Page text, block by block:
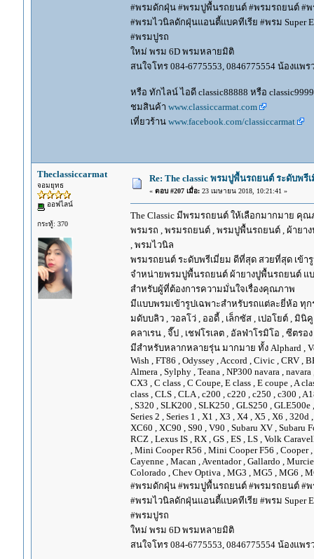
#พรมดักฝุ่น #พรมปูพื้นรถยนต์ #พรมรถยนต์ #พ
#พรมไวนิลดักฝุ่นแอนตี้แบคทีเรีย #พรม Super
#พรมปูรถ
ใหม่ พรม 6D พรมหลายมิติ
สนใจโทร 084-6775553, 0846775554 น้องแพ
หรือ ทักไลน์ ไอดี classic88888 หรือ
ชมสินค้า www.classiccarmat.com
เที่ยวร้าน www.facebook.com/classiccarmat
Theclassiccarmat
จอมยุทธ
ออฟไลน์
กระทู้: 370
Re: The classic พรมปูพื้นรถยนต์ ระดับพรี
« ตอบ #207 เมื่อ:23 เมษายน 2018, 10:21:41 »
The Classic มีพรมรถยนต์ ให้เลือกมากมาย คุ
พรมรถ , พรมรถยนต์ , พรมปูพื้นรถยนต์ , ผ้ายา
, พรมไวนิล
พรมรถยนต์ ระดับพรีเมี่ยม ดีที่สุด สวยที่สุด เข้ารู
จำหน่ายพรมปูพื้นรถยนต์ ผ้ายางปูพื้นรถยนต์ แบบ
สำหรับผู้ที่ต้องการความมั่นใจเรื่องคุณภาพ
มีแบบพรมเข้ารูปเฉพาะสำหรับรถแต่ละยี่ห้อ ทุก
มดับบลิว , วอลโว่ , ออดี้ , เล็กซัส , เปอโยต์ , มินิ
คลาเรน , จี๊ป , เชฟโรเลต , อัลฟ่าโรมิโอ , ซีตร
มีสำหรับหลากหลายรุ่น มากมาย ทั้ง Alphard ,
Wish , FT86 , Odyssey , Accord , Civic , CRV ,
Almera , Sylphy , Teana , NP300 navara ,
CX3 , C class , C Coupe, E class , E coupe , A
class , CLS , CLA , c200 , c220 , c250 , c300 ,
, S320 , SLK200 , SLK250 , GLS250 , GLE500e
Series 2 , Series 1 , X1 , X3 , X4 , X5 , X6 ,
XC60 , XC90 , S90 , V90 , Subaru XV , Subaru
RCZ , Lexus IS , RX , GS , ES , LS , Volk
, Mini Cooper R56 , Mini Cooper F56 , Cooper
Cayenne , Macan , Aventador , Gallardo ,
Colorado , Chev Optiva , MG3 , MG5 , MG6 ,
#พรมดักฝุ่น #พรมปูพื้นรถยนต์ #พรมรถยนต์ #พ
#พรมไวนิลดักฝุ่นแอนตี้แบคทีเรีย #พรม Super
#พรมปูรถ
ใหม่ พรม 6D พรมหลายมิติ
สนใจโทร 084-6775553, 0846775554 น้องแพร